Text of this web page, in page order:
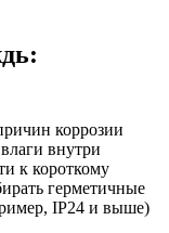
коррозии
внутри
к короткому
герметичные
IP24 и выше)